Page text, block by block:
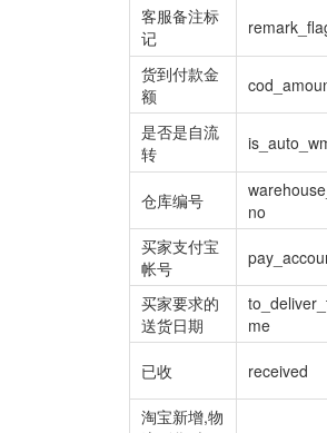
客服备注标
记
货到付款金
额
是否是自流
转
仓库编号
no
买家支付宝
帐号
买家要求的
送货日期
me
已收 received
淘宝新增,物